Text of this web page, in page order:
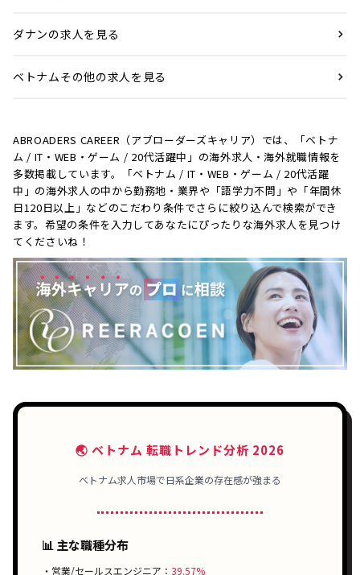
ダナンの求人を見る
ベトナムその他の求人を見る
ABROADERS CAREER（アブローダーズキャリア）では、「ベトナ
ム / IT・WEB・ゲーム / 20代活躍中」の海外求人・海外就職情報を
多数掲載しています。「ベトナム / IT・WEB・ゲーム / 20代活躍
中」の海外求人の中から勤務地・業界や「語学力不問」や「年間休
日120日以上」などのこだわり条件でさらに絞り込んで検索ができ
ます。希望の条件を入力してあなたにぴったりな海外求人を見つけ
てくださいね！
🌏 ベトナム 転職トレンド分析 2026
ベトナム求人市場で日系企業の存在感が強まる
📊 主な職種分布
・営業/セールスエンジニア： 39.57%